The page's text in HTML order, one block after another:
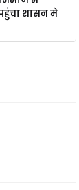
पहुंचा शासन मे